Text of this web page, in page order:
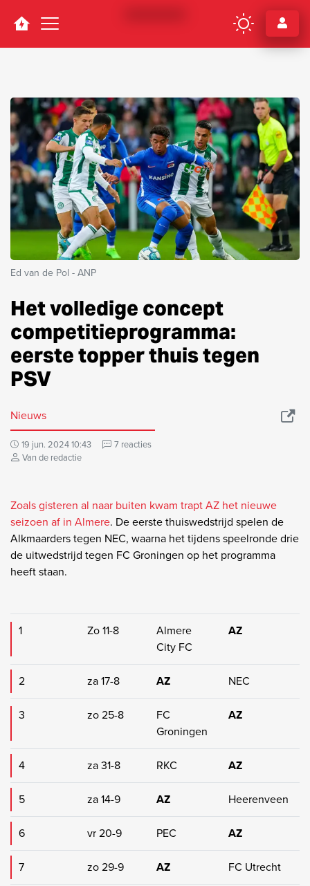
Navigation
Ed van de Pol - ANP
Het volledige concept
competitieprogramma:
eerste topper thuis tegen
PSV
Nieuws
19 jun. 2024 10:43
7 reacties
Van de redactie
Zoals gisteren al naar buiten kwam trapt AZ het nieuwe
seizoen af in Almere. De eerste thuiswedstrijd spelen de
Alkmaarders tegen NEC, waarna het tijdens speelronde drie
de uitwedstrijd tegen FC Groningen op het programma
heeft staan.
1 Zo 11-8
Almere
City FC
AZ
2 za 17-8 AZ NEC
3 zo 25-8
FC
Groningen
AZ
4 za 31-8 RKC AZ
5 za 14-9 AZ Heerenveen
6 vr 20-9 PEC AZ
7 zo 29-9 AZ FC Utrecht